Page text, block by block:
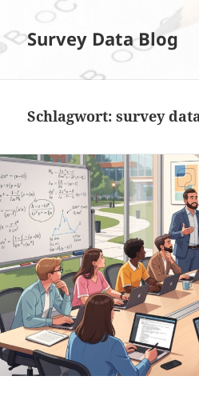
Survey Data Blog
Schlagwort:survey